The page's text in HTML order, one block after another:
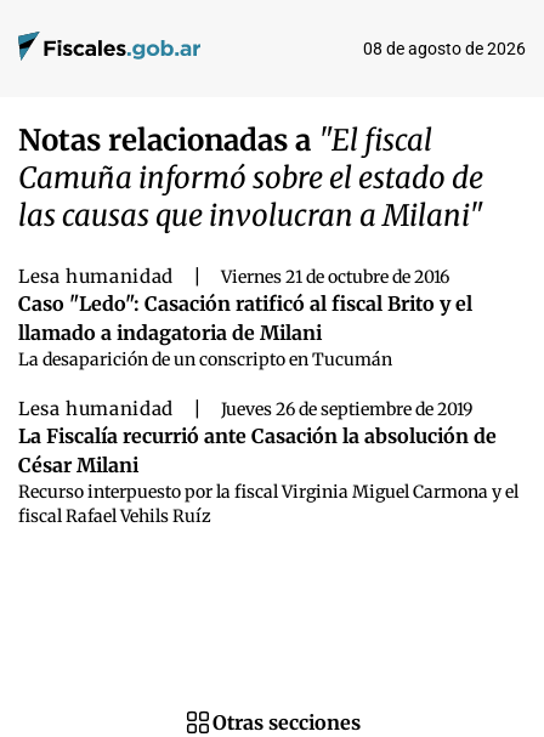
08 de agosto de 2026
Notas relacionadas a "El fiscal
Camuña informó sobre el estado de
las causas que involucran a Milani"
Lesa humanidad Viernes 21 de octubre de 2016
Caso "Ledo": Casación ratificó al fiscal Brito y el
llamado a indagatoria de Milani
La desaparición de un conscripto en Tucumán
Lesa humanidad Jueves 26 de septiembre de 2019
La Fiscalía recurrió ante Casación la absolución de
César Milani
Recurso interpuesto por la fiscal Virginia Miguel Carmona y el
fiscal Rafael Vehils Ruíz
Otras secciones